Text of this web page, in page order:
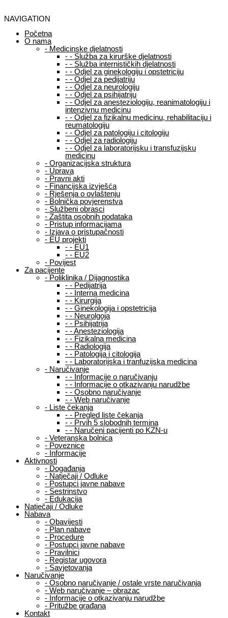
NAVIGATION
Početna
O nama
- Medicinske djelatnosti
- - Služba za kirurške djelatnosti
- - Služba internističkih djelatnosti
- - Odjel za ginekologiju i opstetriciju
- - Odjel za pedijatriju
- - Odjel za neurologiju
- - Odjel za psihijatriju
- - Odjel za anesteziologiju, reanimatologiju i
intenzivnu medicinu
- - Odjel za fizikalnu medicinu, rehabilitaciju i
reumatologiju
- - Odjel za patologiju i citologiju
- - Odjel za radiologiju
- - Odjel za laboratorijsku i transfuzijsku
medicinu
- Organizacijska struktura
- Uprava
- Pravni akti
- Financijska izvješća
- Rješenja o ovlaštenju
- Bolnička povjerenstva
- Službeni obrasci
- Zaštita osobnih podataka
- Pristup informacijama
- Izjava o pristupačnosti
- EU projekti
- - EU1
- - EU2
- Povijest
Za pacijente
- Poliklinika / Dijagnostika
- - Pedijatrija
- - Interna medicina
- - Kirurgija
- - Ginekologija i opstetricija
- - Neurolgoja
- - Psihijatrija
- -Anesteziologija
- - Fizikalna medicina
- - Radiologija
- - Patologija i citologija
- - Laboratorijska i tranfuzijska medicina
- Naručivanje
- - Informacije o naručivanju
- - Informacije o otkazivanju narudžbe
- - Osobno naručivanje
- - Web naručivanje
- Liste čekanja
- - Pregled liste čekanja
- - Prvih 5 slobodnih termina
- - Naručeni pacijenti po KZN-u
- Veteranska bolnica
- Poveznice
- Informacije
Aktivnosti
- Događanja
- Natječaji / Odluke
- Postupci javne nabave
- Sestrinstvo
- Edukacija
Natječaji / Odluke
Nabava
- Obavijesti
- Plan nabave
- Procedure
- Postupci javne nabave
- Pravilnici
- Registar ugovora
- Savjetovanja
Naručivanje
- Osobno naručivanje / ostale vrste naručivanja
- Web naručivanje – obrazac
- Informacije o otkazivanju narudžbe
- Pritužbe građana
Kontakt